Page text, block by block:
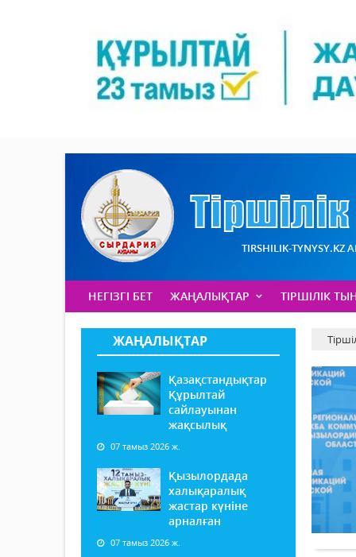
TIRSHILIK-
НЕГІЗГІ БЕТ ЖАҢАЛЫҚТАР ТІРШІЛІК
ЖАҢАЛЫҚТАР
Қазақстандықтар
Құрылтай
сайлауынан
жақсылық
07 тамыз 2026 ж.
Қызылордада
халықаралық
жастар күніне
арналған
07 тамыз 2026 ж.